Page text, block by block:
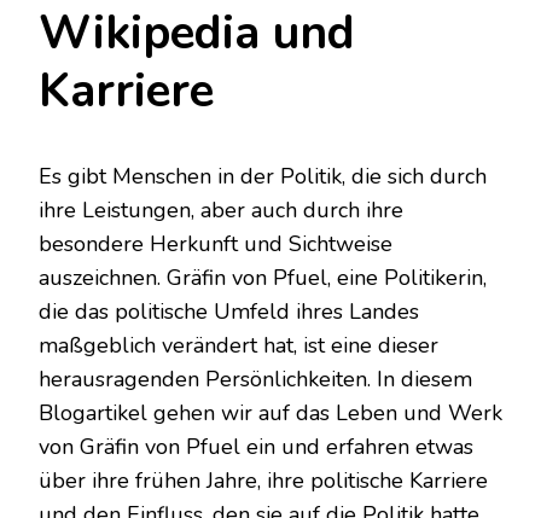
Wikipedia und
Karriere
Es gibt Menschen in der Politik, die sich durch
ihre Leistungen, aber auch durch ihre
besondere Herkunft und Sichtweise
auszeichnen. Gräfin von Pfuel, eine Politikerin,
die das politische Umfeld ihres Landes
maßgeblich verändert hat, ist eine dieser
herausragenden Persönlichkeiten. In diesem
Blogartikel gehen wir auf das Leben und Werk
von Gräfin von Pfuel ein und erfahren etwas
über ihre frühen Jahre, ihre politische Karriere